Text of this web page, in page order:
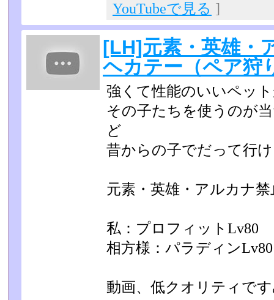
YouTubeで見る ]
[LH]元素・英雄・
ヘカテー（ペア狩
強くて性能のいいペッ
その子たちを使うのが
ど
昔からの子でだって行
元素・英雄・アルカナ
私：プロフィットLv80
相方様：パラディンLv80
動画、低クオリティで